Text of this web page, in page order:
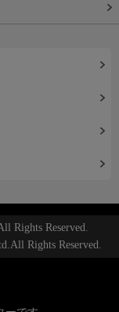
Rights Reserved.
Rights Reserved.